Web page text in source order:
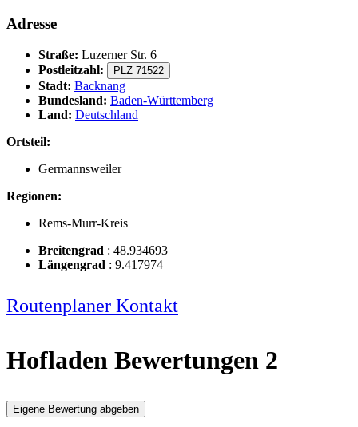
Adresse
Straße: Luzerner Str. 6
Postleitzahl:
PLZ 71522
Stadt: Backnang
Bundesland: Baden-Württemberg
Land: Deutschland
Ortsteil:
Germannsweiler
Regionen:
Rems-Murr-Kreis
Breitengrad : 48.934693
Längengrad : 9.417974
Routenplaner Kontakt
Hofladen Bewertungen 2
Eigene Bewertung abgeben